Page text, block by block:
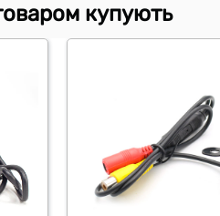
купують